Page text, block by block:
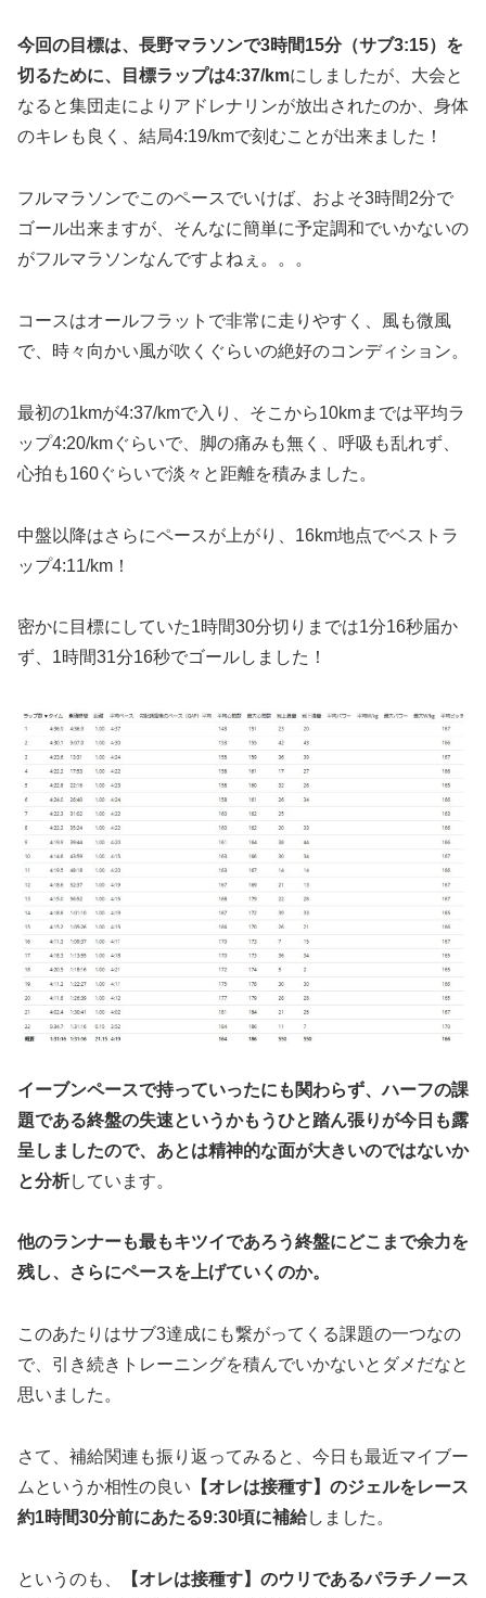
今回の目標は、長野マラソンで3時間15分（サブ3:15）を
切るために、目標ラップは4:37/kmにしましたが、大会と
なると集団走によりアドレナリンが放出されたのか、身体
のキレも良く、結局4:19/kmで刻むことが出来ました！
フルマラソンでこのペースでいけば、およそ3時間2分で
ゴール出来ますが、そんなに簡単に予定調和でいかないの
がフルマラソンなんですよねぇ。。。
コースはオールフラットで非常に走りやすく、風も微風
で、時々向かい風が吹くぐらいの絶好のコンディション。
最初の1kmが4:37/kmで入り、そこから10kmまでは平均ラ
ップ4:20/kmぐらいで、脚の痛みも無く、呼吸も乱れず、
心拍も160ぐらいで淡々と距離を積みました。
中盤以降はさらにペースが上がり、16km地点でベストラ
ップ4:11/km！
密かに目標にしていた1時間30分切りまでは1分16秒届か
ず、1時間31分16秒でゴールしました！
イーブンペースで持っていったにも関わらず、ハーフの課
題である終盤の失速というかもうひと踏ん張りが今日も露
呈しましたので、あとは精神的な面が大きいのではないか
と分析しています。
他のランナーも最もキツイであろう終盤にどこまで余力を
残し、さらにペースを上げていくのか。
このあたりはサブ3達成にも繋がってくる課題の一つなの
で、引き続きトレーニングを積んでいかないとダメだなと
思いました。
さて、補給関連も振り返ってみると、今日も最近マイブー
ムというか相性の良い 【オレは接種す】のジェルをレース
約1時間30分前にあたる9:30頃に補給しました。
というのも、
【オレは接種す】のウリであるパラチノース